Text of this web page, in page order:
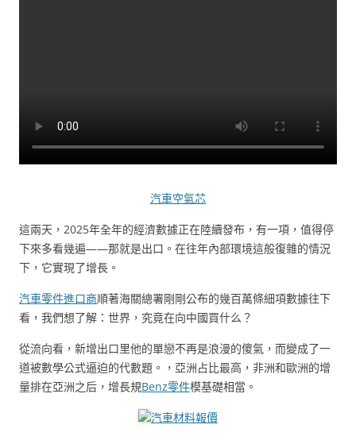
汽車空氣芯
這兩天，2025年全年的經濟數據正在陸續發布，有一項，值得停
下來多看幾遍——那就是出口。在往年內部環境這般復雜的情況
下，它實現了增長。
汽車零件進口商順著海關總署剛剛公布的幾百萬條細項數據往下
看，我們想了解：世界，究竟在向中國買什么？
從流向看，新增出口里他的單戀不再是浪漫的傻氣，而變成了一
道被數學公式逼迫的代數題。，亞洲占比最高，非洲和歐洲的增
量排在亞洲之后，增長規Benz零件模基礎相當。
汽車材料報價